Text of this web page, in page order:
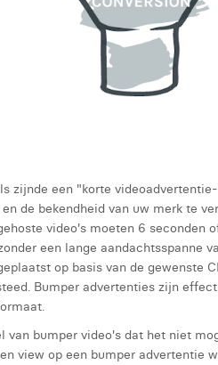
zijnde een "korte
de bekendheid van uw merk te
video's moeten 6 seconden
een lange aandachtsspanne
op basis van de gewenste
Bumper advertenties zijn
van bumper video's dat het niet
view op een bumper advertentie